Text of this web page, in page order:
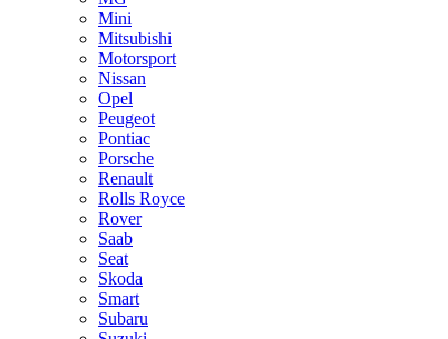
Mini
Mitsubishi
Motorsport
Nissan
Opel
Peugeot
Pontiac
Porsche
Renault
Rolls Royce
Rover
Saab
Seat
Skoda
Smart
Subaru